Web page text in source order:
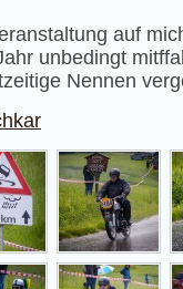
auf
unbedingt
Nennen